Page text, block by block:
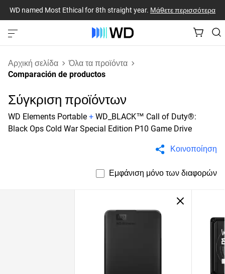
WD named Most Ethical for 8th straight year. Μάθετε περισσότερα
Αρχική σελίδα
Όλα τα προϊόντα
Comparación de productos
Σύγκριση προϊόντων
WD Elements Portable + WD_BLACK™ Call of Duty®:
Black Ops Cold War Special Edition P10 Game Drive
Κοινοποίηση
Εμφάνιση μόνο των διαφορών